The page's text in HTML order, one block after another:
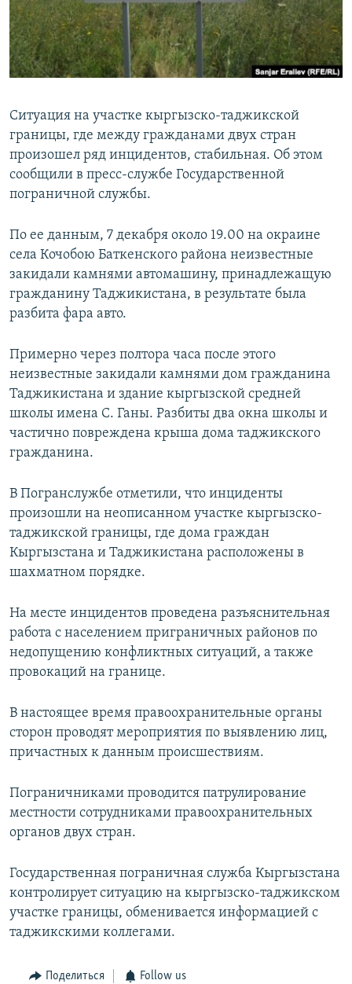
Ситуация на участке кыргызско-таджикской
границы, где между гражданами двух стран
произошел ряд инцидентов, стабильная. Об этом
сообщили в пресс-службе Государственной
пограничной службы.
По ее данным, 7 декабря около 19.00 на окраине
села Кочобою Баткенского района неизвестные
закидали камнями автомашину, принадлежащую
гражданину Таджикистана, в результате была
разбита фара авто.
Примерно через полтора часа после этого
неизвестные закидали камнями дом гражданина
Таджикистана и здание кыргызской средней
школы имена С. Ганы. Разбиты два окна школы и
частично повреждена крыша дома таджикского
гражданина.
В Погранслужбе отметили, что инциденты
произошли на неописанном участке кыргызско-
таджикской границы, где дома граждан
Кыргызстана и Таджикистана расположены в
шахматном порядке.
На месте инцидентов проведена разъяснительная
работа с населением приграничных районов по
недопущению конфликтных ситуаций, а также
провокаций на границе.
В настоящее время правоохранительные органы
сторон проводят мероприятия по выявлению лиц,
причастных к данным происшествиям.
Пограничниками проводится патрулирование
местности сотрудниками правоохранительных
органов двух стран.
Государственная пограничная служба Кыргызстана
контролирует ситуацию на кыргызско-таджикском
участке границы, обменивается информацией с
таджикскими коллегами.
Поделиться Follow us